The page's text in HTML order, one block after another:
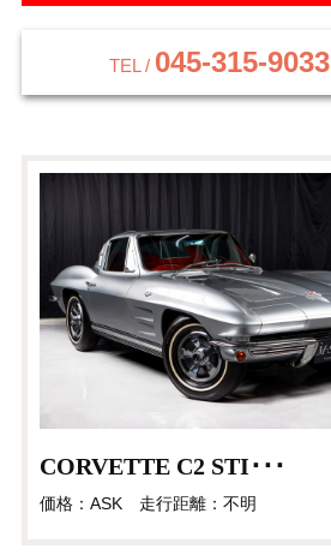
TEL / 045-315-9033
CORVETTE C2 STI･･･
価格：ASK 走行距離：不明